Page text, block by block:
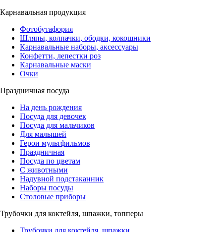
Карнавальная продукция
Фотобутафория
Шляпы, колпачки, ободки, кокошники
Карнавальные наборы, аксессуары
Конфетти, лепестки роз
Карнавальные маски
Очки
Праздничная посуда
На день рождения
Посуда для девочек
Посуда для мальчиков
Для малышей
Герои мультфильмов
Праздничная
Посуда по цветам
С животными
Надувной подстаканник
Наборы посуды
Столовые приборы
Трубочки для коктейля, шпажки, топперы
Трубочки для коктейля, шпажки